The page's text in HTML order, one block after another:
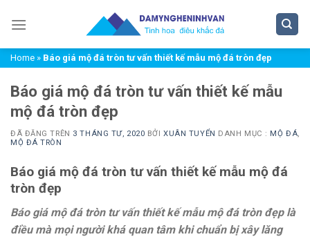
đến
dungHome » Báo giá mộ đá tròn tư vấn thiết kế mẫu mộ đá tròn đẹp
Báo giá mộ đá tròn tư vấn thiết kế mẫu
mộ đá tròn đẹp
ĐÃ ĐĂNG TRÊN 3 THÁNG TƯ, 2020 BỞIXUÂN TUYỂN DANH MỤC : MỘ ĐÁ,
MỘ ĐÁ TRÒN
Báo giá mộ đá tròn tư vấn thiết kế mẫu mộ đá
tròn đẹp
Báo giá mộ đá tròn tư vấn thiết kế mẫu mộ đá tròn đẹp là
điều mà mọi người khá quan tâm khi chuẩn bị xây lăng